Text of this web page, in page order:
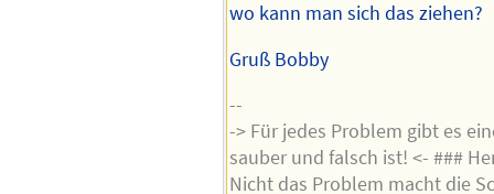
wo kann man sich das ziehen?
Gruß Bobby
--
-> Für jedes Problem gibt es
sauber und falsch ist! <- ###
Nicht das Problem macht die